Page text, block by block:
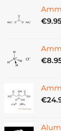
€
€
€